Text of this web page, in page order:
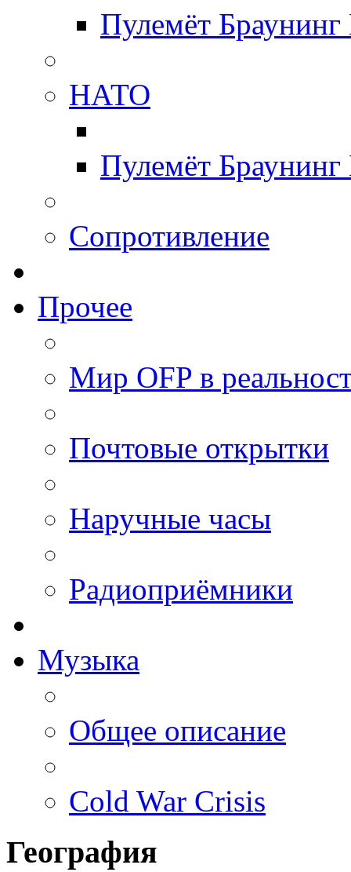
Пулемёт
НАТО
Пулемёт
Сопротивление
Прочее
Мир OFP в
Почтовые открытки
Наручные часы
Радиоприёмники
Музыка
Общее описание
Cold War Crisis
География